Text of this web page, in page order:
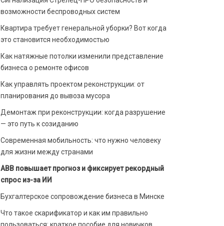
возможности беспроводных систем
Квартира требует генеральной уборки? Вот когда
это становится необходимостью
Как натяжные потолки изменили представление
бизнеса о ремонте офисов
Как управлять проектом реконструкции: от
планирования до вывоза мусора
Демонтаж при реконструкции: когда разрушение
— это путь к созиданию
Современная мобильность: что нужно человеку
для жизни между странами
ABB повышает прогноз и фиксирует рекордный
спрос из-за ИИ
Бухгалтерское сопровождение бизнеса в Минске
Что такое скарификатор и как им правильно